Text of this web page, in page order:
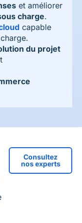
et améliorer
charge.
capable
du projet
Consultez
nos experts